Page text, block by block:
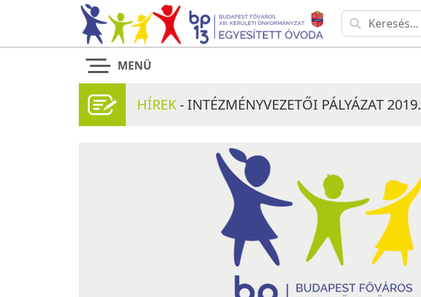
MENÜ
HÍREK- INTÉZMÉNYVEZETŐI PÁLYÁZAT 2019.